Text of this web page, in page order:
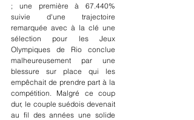
; une première à 67.440%
suivie d'une trajectoire
remarquée avec à la clé une
sélection pour les Jeux
Olympiques de Rio conclue
malheureusement par une
blessure sur place qui les
empêchait de prendre part à la
compétition. Malgré ce coup
dur, le couple suédois devenait
au fil des années une solide